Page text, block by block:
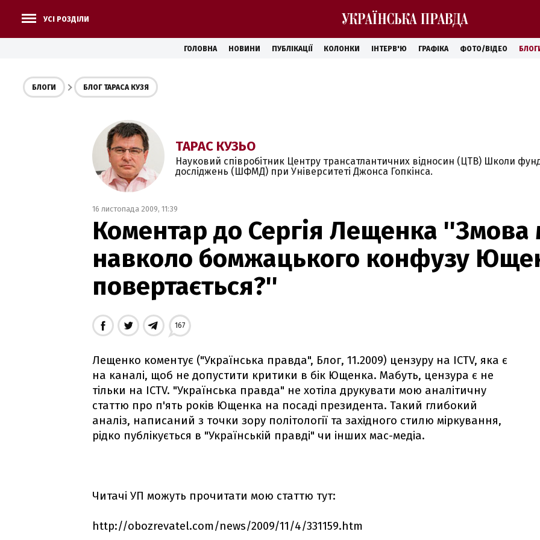
УСІ РОЗДІЛИ
ГОЛОВНА НОВИНИ ПУБЛІКАЦІЇ КОЛОНКИ ІНТЕРВ'Ю ГРАФІКА ФОТО/ВІДЕО
БЛОГИ БЛОГ ТАРАСА КУЗЯ
ТАРАС КУЗЬО
Науковий співробітник Центру трансатлантичних відносин (ЦТВ) Школи
досліджень (ШФМД) при Університеті Джонса Гопкінса.
16 листопада 2009, 11:39
Коментар до Сергія Лещенка ''Змова
навколо бомжацького конфузу
повертається?''
167
Лещенко коментує ("Українська правда", Блог, 11.2009) цензуру на ICTV, яка є
на каналі, щоб не допустити критики в бік Ющенка. Мабуть, цензура є не
тільки на ICTV. "Українська правда" не хотіла друкувати мою аналітичну
статтю про п'ять років Ющенка на посаді президента. Такий глибокий
аналіз, написаний з точки зору політології та західного стилю міркування,
рідко публікується в "Українській правді" чи інших мас-медіа.
Читачі УП можуть прочитати мою статтю тут:
http://obozrevatel.com/news/2009/11/4/331159.htm